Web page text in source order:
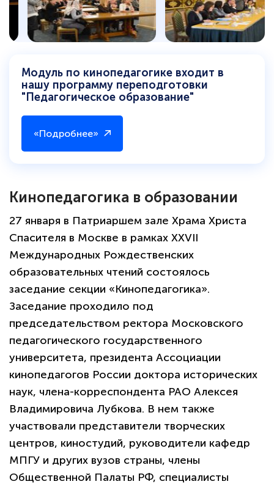
Модуль по кинопедагогике входит в
нашу программу переподготовки
"Педагогическое образование"
«Подробнее»
Кинопедагогика в образовании
27 января в Патриаршем зале Храма Христа
Спасителя в Москве в рамках XXVII
Международных Рождественских
образовательных чтений состоялось
заседание секции «Кинопедагогика».
Заседание проходило под
председательством ректора Московского
педагогического государственного
университета, президента Ассоциации
кинопедагогов России доктора исторических
наук, члена-корреспондента РАО Алексея
Владимировича Лубкова. В нем также
участвовали представители творческих
центров, киностудий, руководители кафедр
МПГУ и других вузов страны, члены
Общественной Палаты РФ, специалисты